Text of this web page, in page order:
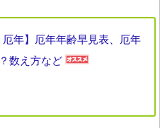
厄年】厄年年齢早見表、厄年
数え方など